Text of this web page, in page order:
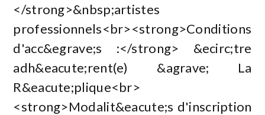
</strong>&nbsp;artistes
professionnels<br><strong>Conditions
d'acc&egrave;s :</strong> &ecirc;tre
adh&eacute;rent(e) &agrave; La
R&eacute;plique<br>
<strong>Modalit&eacute;s d'inscription